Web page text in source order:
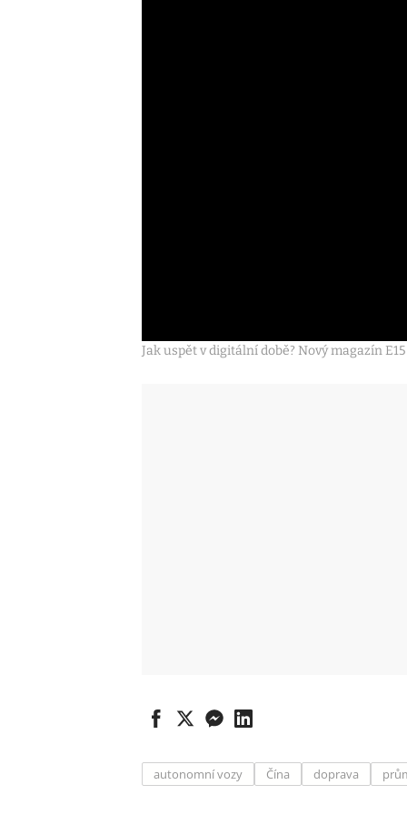
Jak uspět v digitální době? Nový magazín E15
autonomní vozy Čína doprava